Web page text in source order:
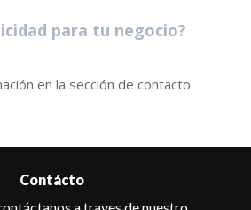
para tu negocio?
en la sección de contacto
Contácto